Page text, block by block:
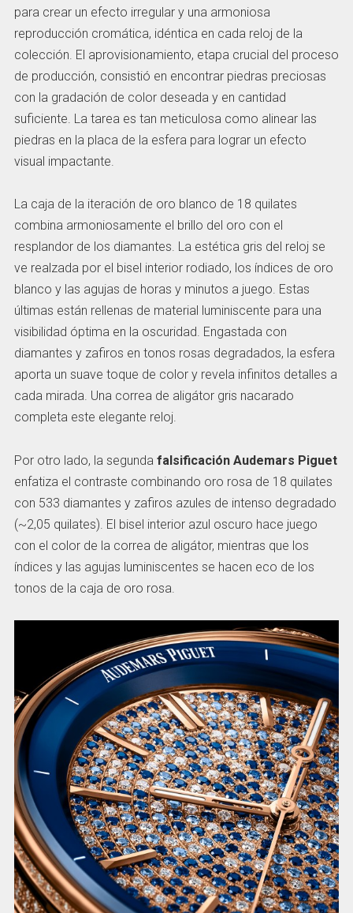
para crear un efecto irregular y una armoniosa
reproducción cromática, idéntica en cada reloj de la
colección. El aprovisionamiento, etapa crucial del proceso
de producción, consistió en encontrar piedras preciosas
con la gradación de color deseada y en cantidad
suficiente. La tarea es tan meticulosa como alinear las
piedras en la placa de la esfera para lograr un efecto
visual impactante.
La caja de la iteración de oro blanco de 18 quilates
combina armoniosamente el brillo del oro con el
resplandor de los diamantes. La estética gris del reloj se
ve realzada por el bisel interior rodiado, los índices de oro
blanco y las agujas de horas y minutos a juego. Estas
últimas están rellenas de material luminiscente para una
visibilidad óptima en la oscuridad. Engastada con
diamantes y zafiros en tonos rosas degradados, la esfera
aporta un suave toque de color y revela infinitos detalles a
cada mirada. Una correa de aligátor gris nacarado
completa este elegante reloj.
Por otro lado, la segunda falsificación Audemars Piguet
enfatiza el contraste combinando oro rosa de 18 quilates
con 533 diamantes y zafiros azules de intenso degradado
(~2,05 quilates). El bisel interior azul oscuro hace juego
con el color de la correa de aligátor, mientras que los
índices y las agujas luminiscentes se hacen eco de los
tonos de la caja de oro rosa.